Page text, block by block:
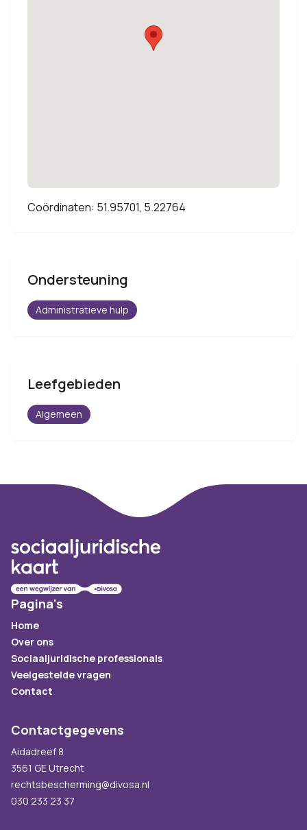
Coördinaten: 51.95701, 5.22764
Ondersteuning
Administratieve hulp
Leefgebieden
Algemeen
Pagina's
Home
Over ons
Sociaaljuridische professionals
Veelgestelde vragen
Contact
Contactgegevens
Aidadreef 8
3561 GE Utrecht
rechtsbescherming@divosa.nl
030 233 23 37